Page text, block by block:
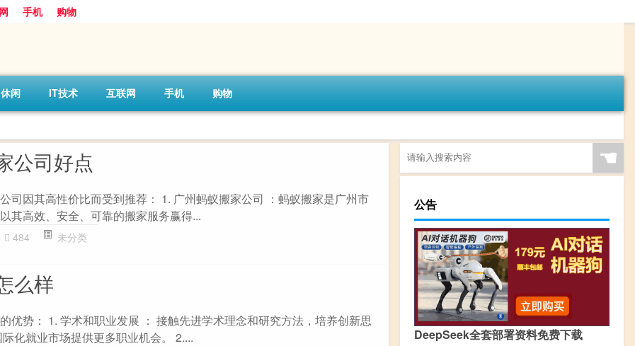
手机 购物
休闲 IT技术 互联网 手机 购物
公司好点
司因其高性价比而受到推荐： 1. 广州蚂蚁搬家公司 ：蚂蚁搬家是广州市
其高效、安全、可靠的搬家服务赢得...
484 未分类
么样
优势： 1. 学术和职业发展 ： 接触先进学术理念和研究方法，培养创新思
化就业市场提供更多职业机会。 2....
☚
公告
DeepSeek全套部署资料免费下载